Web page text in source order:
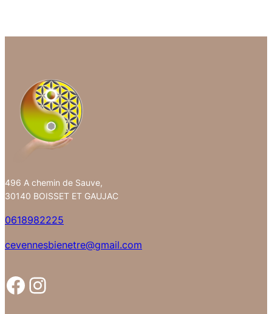
496 A chemin de Sauve,
30140 BOISSET ET GAUJAC
0618982225
cevennesbienetre@gmail.com
Facebook Instagram